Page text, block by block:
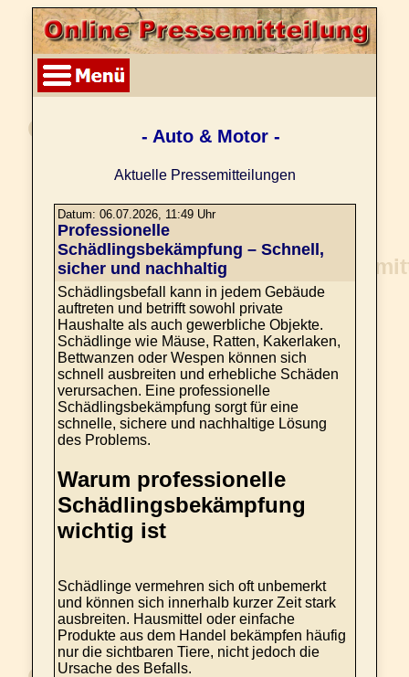
- Auto & Motor -
Aktuelle Pressemitteilungen
Datum: 06.07.2026, 11:49 Uhr
Professionelle
Schädlingsbekämpfung – Schnell,
sicher und nachhaltig
Schädlingsbefall kann in jedem Gebäude
auftreten und betrifft sowohl private
Haushalte als auch gewerbliche Objekte.
Schädlinge wie Mäuse, Ratten, Kakerlaken,
Bettwanzen oder Wespen können sich
schnell ausbreiten und erhebliche Schäden
verursachen. Eine professionelle
Schädlingsbekämpfung sorgt für eine
schnelle, sichere und nachhaltige Lösung
des Problems.
Warum professionelle
Schädlingsbekämpfung
wichtig ist
Schädlinge vermehren sich oft unbemerkt
und können sich innerhalb kurzer Zeit stark
ausbreiten. Hausmittel oder einfache
Produkte aus dem Handel bekämpfen häufig
nur die sichtbaren Tiere, nicht jedoch die
Ursache des Befalls.